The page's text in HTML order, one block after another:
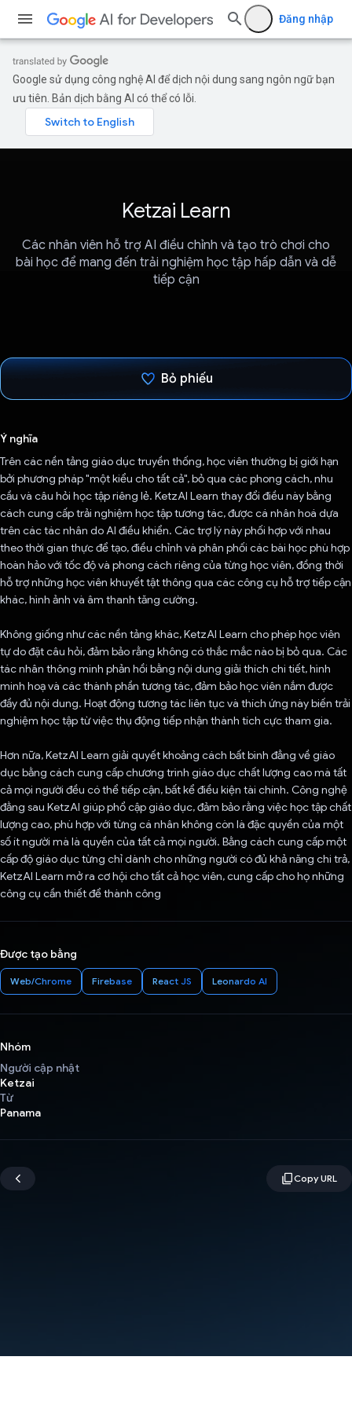
Đăng nhập
Google sử dụng công nghệ AI để dịch nội dung sang ngôn ngữ bạn
ưu tiên. Bản dịch bằng AI có thể có lỗi.
Ketzai Learn
Các nhân viên hỗ trợ AI điều chỉnh và tạo trò chơi cho
bài học để mang đến trải nghiệm học tập hấp dẫn và dễ
tiếp cận
Bỏ phiếu
Ý nghĩa
Trên các nền tảng giáo dục truyền thống, học viên thường bị giới hạn
bởi phương pháp "một kiểu cho tất cả", bỏ qua các phong cách, nhu
cầu và câu hỏi học tập riêng lẻ. KetzAI Learn thay đổi điều này bằng
cách cung cấp trải nghiệm học tập tương tác, được cá nhân hoá dựa
trên các tác nhân do AI điều khiển. Các trợ lý này phối hợp với nhau
theo thời gian thực để tạo, điều chỉnh và phân phối các bài học phù hợp
hoàn hảo với tốc độ và phong cách riêng của từng học viên, đồng thời
hỗ trợ những học viên khuyết tật thông qua các công cụ hỗ trợ tiếp cận
khác, hình ảnh và âm thanh tăng cường.
Không giống như các nền tảng khác, KetzAI Learn cho phép học viên
tự do đặt câu hỏi, đảm bảo rằng không có thắc mắc nào bị bỏ qua. Các
tác nhân thông minh phản hồi bằng nội dung giải thích chi tiết, hình
minh hoạ và các thành phần tương tác, đảm bảo học viên nắm được
đầy đủ nội dung. Hoạt động tương tác liên tục và thích ứng này biến trải
nghiệm học tập từ việc thụ động tiếp nhận thành tích cực tham gia.
Hơn nữa, KetzAI Learn giải quyết khoảng cách bất bình đẳng về giáo
dục bằng cách cung cấp chương trình giáo dục chất lượng cao mà tất
cả mọi người đều có thể tiếp cận, bất kể điều kiện tài chính. Công nghệ
đằng sau KetzAI giúp phổ cập giáo dục, đảm bảo rằng việc học tập chất
lượng cao, phù hợp với từng cá nhân không còn là đặc quyền của một
số ít người mà là quyền của tất cả mọi người. Bằng cách cung cấp một
cấp độ giáo dục từng chỉ dành cho những người có đủ khả năng chi trả,
KetzAI Learn mở ra cơ hội cho tất cả học viên, cung cấp cho họ những
công cụ cần thiết để thành công
Được tạo bằng
Web/Chrome Firebase React JS Leonardo AI
Nhóm
Người cập nhật
Ketzai
Từ
Panama